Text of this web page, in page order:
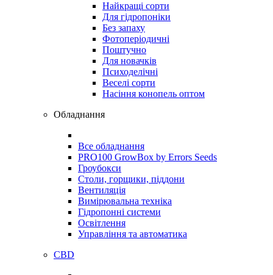
Найкращі сорти
Для гідропоніки
Без запаху
Фотоперіодичні
Поштучно
Для новачків
Психоделічні
Веселі сорти
Насіння конопель оптом
Обладнання
Все обладнання
PRO100 GrowBox by Errors Seeds
Гроубокси
Столи, горщики, піддони
Вентиляція
Вимірювальна техніка
Гідропонні системи
Освітлення
Управління та автоматика
CBD